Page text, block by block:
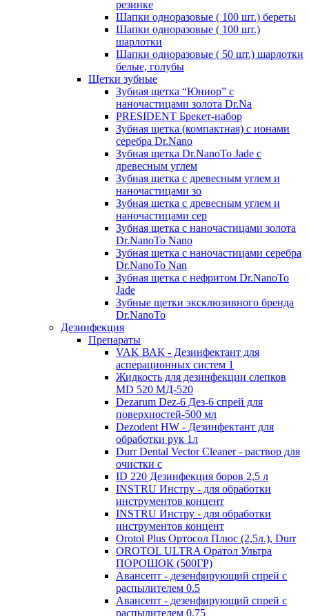
резинке
Шапки одноразовые ( 100 шт.) береты
Шапки одноразовые ( 100 шт.)
шарлотки
Шапки одноразовые ( 50 шт.) шарлотки
белые, голубы
Щетки зубные
Зубная щетка “Юниор” с
наночастицами золота Dr.Na
PRESIDENT Брекет-набор
Зубная щетка (компактная) с ионами
серебра Dr.Nano
Зубная щетка Dr.NanoTo Jade с
древесным углем
Зубная щетка с древесным углем и
наночастицами зо
Зубная щетка с древесным углем и
наночастицами сер
Зубная щетка с наночастицами золота
Dr.NanoTo Nano
Зубная щетка с наночастицами серебра
Dr.NanoTo Nan
Зубная щетка с нефритом Dr.NanoTo
Jade
Зубные щетки эксклюзивного бренда
Dr.NanoTo
Дезинфекция
Препараты
VAK ВАК - Дезинфектант для
асперационных систем 1
Жидкость для дезинфекции слепков
MD 520 МД-520
Dezarum Dez-6 Дез-6 спрей для
поверхностей-500 мл
Dezodent HW - Дезинфектант для
обработки рук 1л
Durr Dental Vector Cleaner - раствор для
очистки с
ID 220 Дезинфекция боров 2,5 л
INSTRU Инстру - для обработки
инструментов концент
INSTRU Инстру - для обработки
инструментов концент
Orotol Plus Ортосол Плюс (2,5л.), Durr
OROTOL ULTRA Оратол Ультра
ПОРОШОК (500ГР)
Авансепт - дезенфирующий спрей с
распылителем 0.5
Авансепт - дезенфирующий спрей с
распылителем 0.75